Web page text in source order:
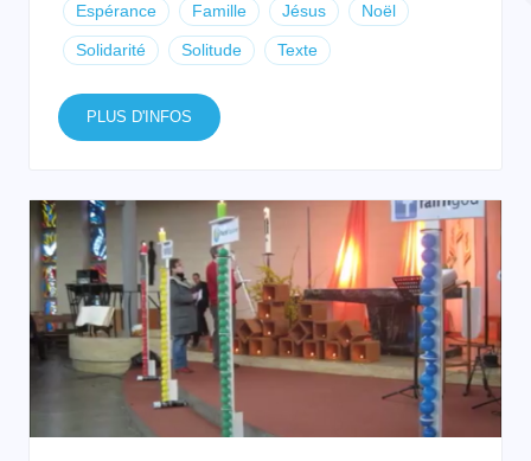
Espérance Famille Jésus Noël
Solidarité Solitude Texte
PLUS D'INFOS